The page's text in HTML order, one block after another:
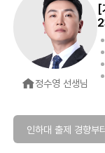
정수영 선생님
[
인하대 출제 경향부